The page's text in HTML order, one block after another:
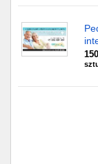
Olsztyn
Sosnowiec